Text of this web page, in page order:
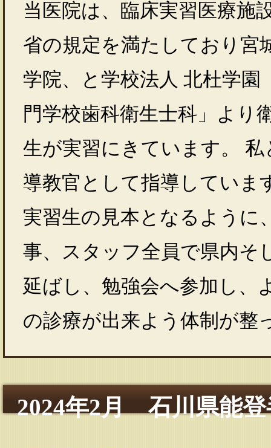
当医院は、臨床実習医療施
省の規定を満たしており宮
学院、と学校法人 北杜学園
門学校歯科衛生士科」より
生が実習にきています。
導教官として指導していま
実習生の見本となるように
事、スタッフ全員で県内そ
延ばし、勉強会へ参加し、
の診療が出来よう体制が整
2024年2月 石川県能